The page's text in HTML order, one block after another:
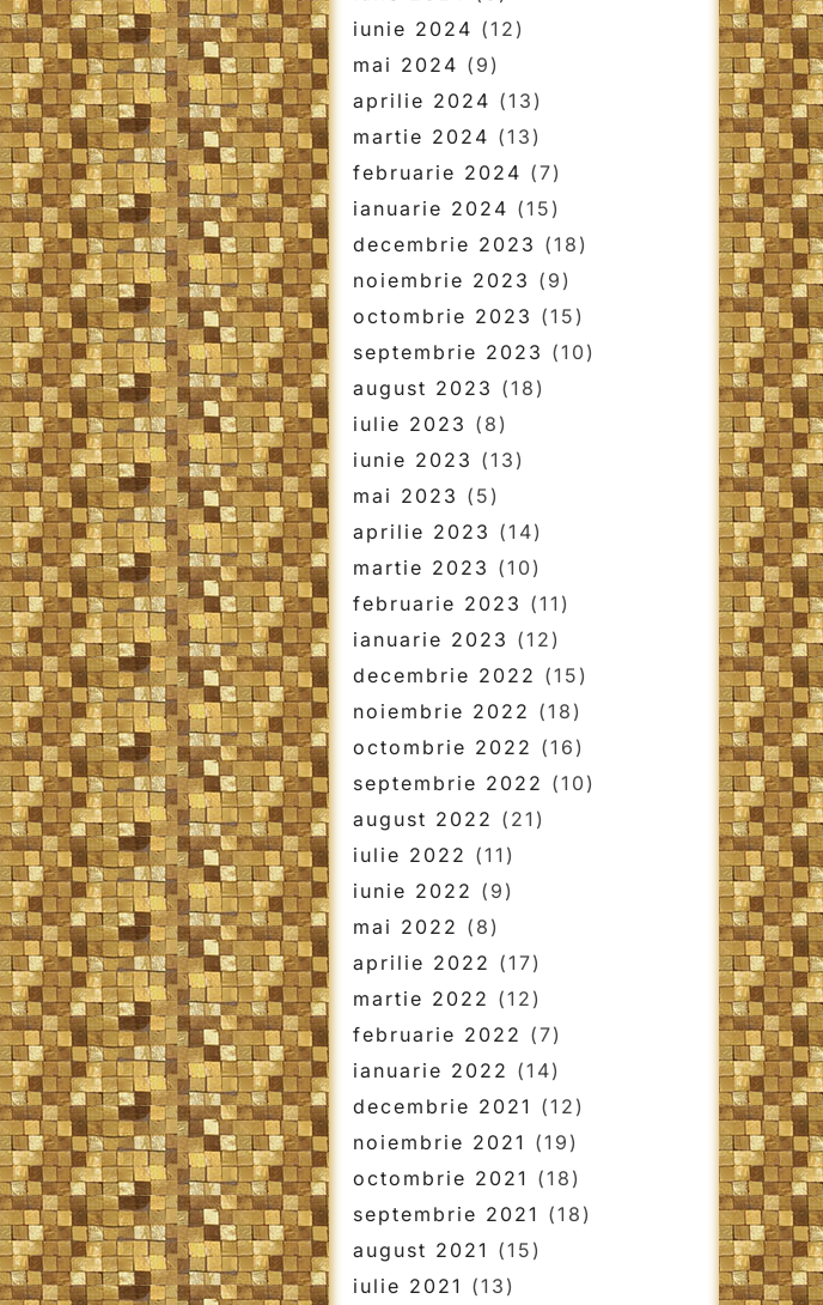
iunie 2024 (12)
mai 2024 (9)
aprilie 2024 (13)
martie 2024 (13)
februarie 2024 (7)
ianuarie 2024 (15)
decembrie 2023 (18)
noiembrie 2023 (9)
octombrie 2023 (15)
septembrie 2023 (10)
august 2023 (18)
iulie 2023 (8)
iunie 2023 (13)
mai 2023 (5)
aprilie 2023 (14)
martie 2023 (10)
februarie 2023 (11)
ianuarie 2023 (12)
decembrie 2022 (15)
noiembrie 2022 (18)
octombrie 2022 (16)
septembrie 2022 (10)
august 2022 (21)
iulie 2022 (11)
iunie 2022 (9)
mai 2022 (8)
aprilie 2022 (17)
martie 2022 (12)
februarie 2022 (7)
ianuarie 2022 (14)
decembrie 2021 (12)
noiembrie 2021 (19)
octombrie 2021 (18)
septembrie 2021 (18)
august 2021 (15)
iulie 2021 (13)